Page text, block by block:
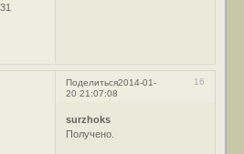
Поделиться 16
2014-01-
20 21:07:08
surzhoks
Получено.